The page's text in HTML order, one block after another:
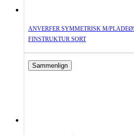
ANVERFER SYMMETRISK M/
FINSTRUKTUR SORT
Sammenlign